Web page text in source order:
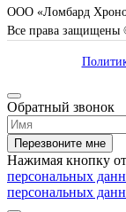
ООО «Ломбард
Все права защищены
Обратный звонок
Перезвоните мне
Нажимая кнопку
персональных
персональных